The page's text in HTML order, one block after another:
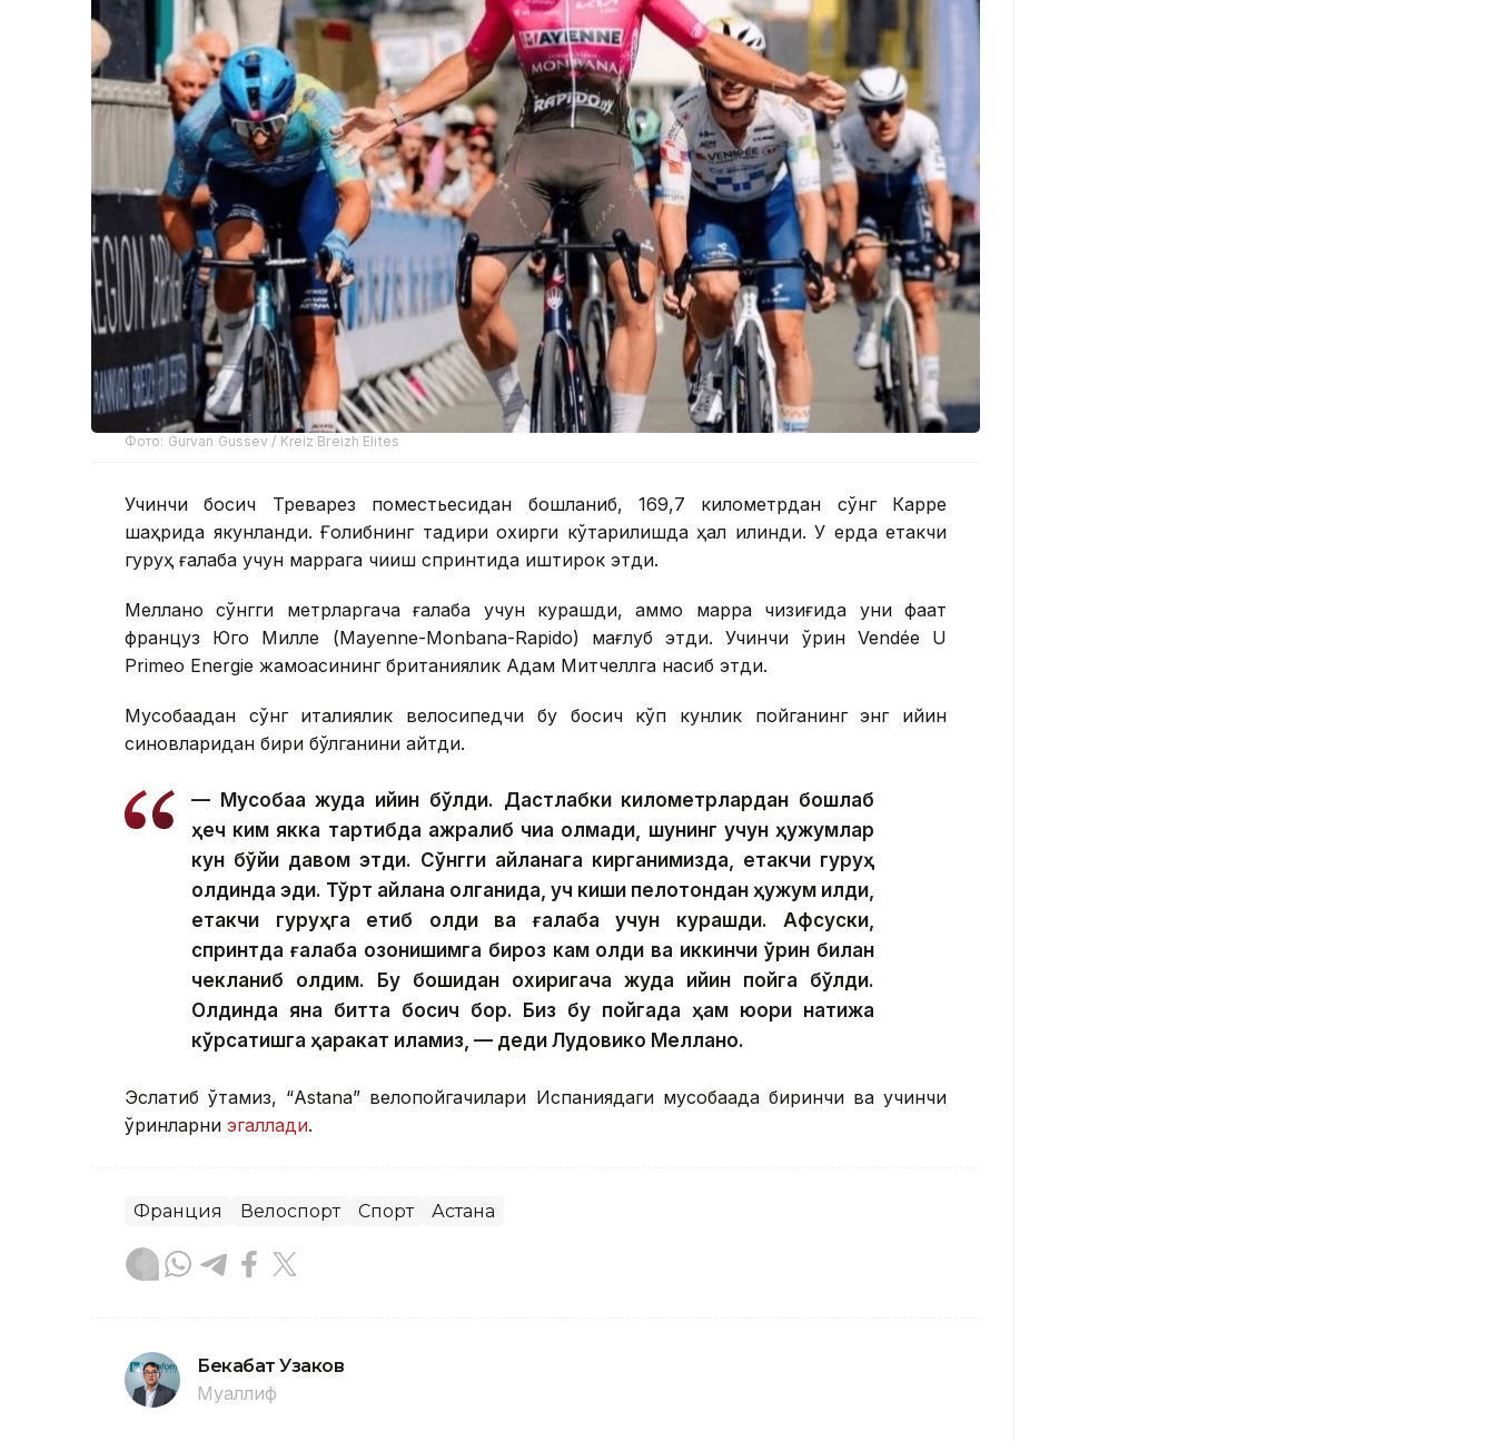
Фото: Gurvan Gussev / Kreiz Breizh Elites
Учинчи босқич Треварез поместьесидан бошланиб, 169,7 километрдан сўнг Карре
шаҳрида якунланди. Ғолибнинг тақдири охирги кўтарилишда ҳал қилинди. У ерда етакчи
гуруҳ ғалаба учун маррага чиқиш спринтида иштирок этди.
Меллано сўнгги метрларгача ғалаба учун курашди, аммо марра чизиғида уни фақат
француз Юго Милле (Mayenne-Monbana-Rapido) мағлуб этди. Учинчи ўрин Vendée U
Primeo Energie жамоасининг британиялик Адам Митчеллга насиб этди.
Мусобақадан сўнг италиялик велосипедчи бу босқич кўп кунлик пойганинг энг қийин
синовларидан бири бўлганини айтди.
— Мусобақа жуда қийин бўлди. Дастлабки километрлардан бошлаб
ҳеч ким якка тартибда ажралиб чиқа олмади, шунинг учун ҳужумлар
кун бўйи давом этди. Сўнгги айланага кирганимизда, етакчи гуруҳ
олдинда эди. Тўрт айлана қолганида, уч киши пелотондан ҳужум қилди,
етакчи гуруҳга етиб олди ва ғалаба учун курашди. Афсуски,
спринтда ғалаба қозонишимга бироз кам қолди ва иккинчи ўрин билан
чекланиб қолдим. Бу бошидан охиригача жуда қийин пойга бўлди.
Олдинда яна битта босқич бор. Биз бу пойгада ҳам юқори натижа
кўрсатишга ҳаракат қиламиз, — деди Лудовико Меллано.
Эслатиб ўтамиз, “Аstana” велопойгачилари Испаниядаги мусобақада биринчи ва учинчи
ўринларни эгаллади.
Франция Велоспорт Спорт Астана
Бекабат Узаков
Муаллиф